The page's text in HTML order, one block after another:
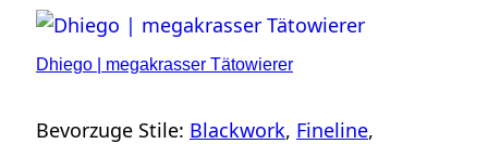
Dhiego | megakrasser Tätowierer
Bevorzuge Stile: Blackwork, Fineline